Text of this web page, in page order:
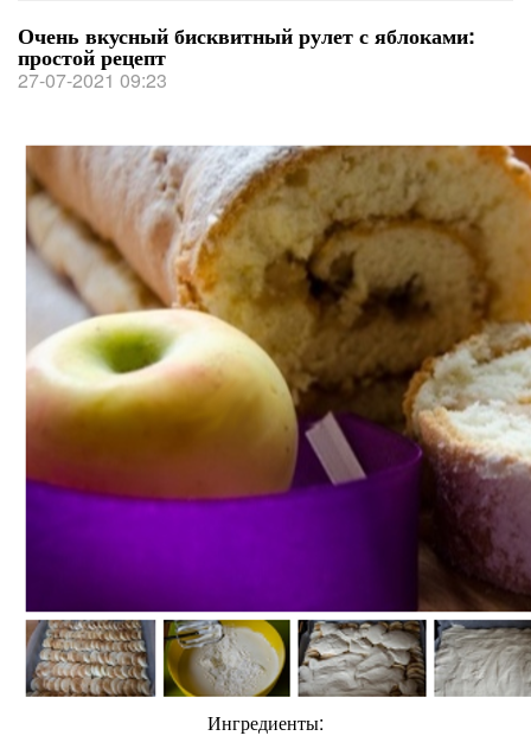
Очень вкусный бисквитный рулет с яблоками:
простой рецепт
27-07-2021 09:23
Ингредиенты: